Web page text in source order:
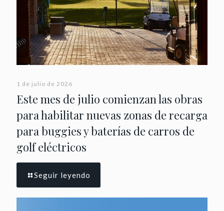
1 de julio de 2026
Este mes de julio comienzan las obras
para habilitar nuevas zonas de recarga
para buggies y baterías de carros de
golf eléctricos
Seguir leyendo